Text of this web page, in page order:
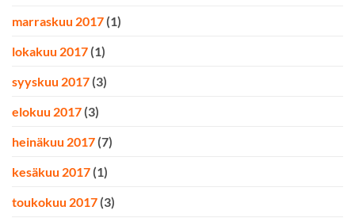
marraskuu 2017 (1)
lokakuu 2017 (1)
syyskuu 2017 (3)
elokuu 2017 (3)
heinäkuu 2017 (7)
kesäkuu 2017 (1)
toukokuu 2017 (3)